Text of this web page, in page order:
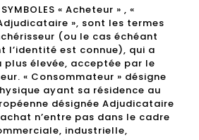
« Acheteur » , «
», sont les termes
(ou le cas échéant
l’identité est connue), qui a
plus élevée, acceptée par le
« Consommateur » désigne
ayant sa résidence au
désignée Adjudicataire
n’entre pas dans le cadre
industrielle,